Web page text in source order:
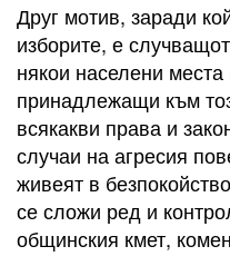
Друг мотив, заради
изборите, е
някои населени
принадлежащи към
всякакви права и
случаи на агресия
живеят в
се сложи ред и
общинския кмет,